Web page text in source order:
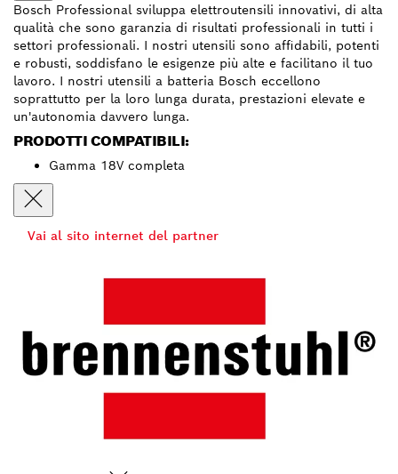
Bosch Professional sviluppa elettroutensili innovativi, di alta
qualità che sono garanzia di risultati professionali in tutti i
settori professionali. I nostri utensili sono affidabili, potenti
e robusti, soddisfano le esigenze più alte e facilitano il tuo
lavoro. I nostri utensili a batteria Bosch eccellono
soprattutto per la loro lunga durata, prestazioni elevate e
un'autonomia davvero lunga.
PRODOTTI COMPATIBILI:
Gamma 18V completa
Vai al sito internet del partner